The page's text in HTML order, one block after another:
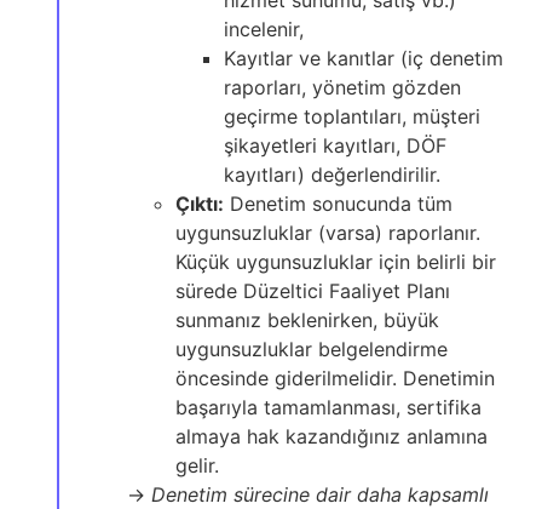
incelenir,
Kayıtlar ve kanıtlar (iç denetim
raporları, yönetim gözden
geçirme toplantıları, müşteri
şikayetleri kayıtları, DÖF
kayıtları) değerlendirilir.
Çıktı: Denetim sonucunda tüm
uygunsuzluklar (varsa) raporlanır.
Küçük uygunsuzluklar için belirli bir
sürede Düzeltici Faaliyet Planı
sunmanız beklenirken, büyük
uygunsuzluklar belgelendirme
öncesinde giderilmelidir. Denetimin
başarıyla tamamlanması, sertifika
almaya hak kazandığınız anlamına
gelir.
→ Denetim sürecine dair daha kapsamlı